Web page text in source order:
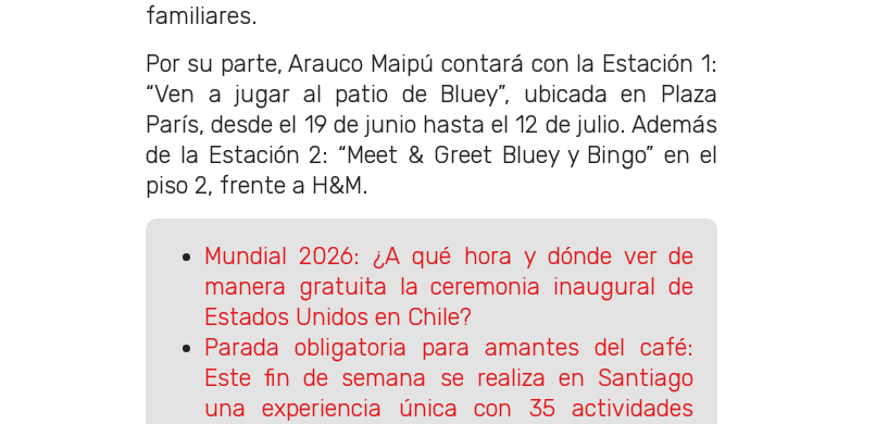
familiares.
Por su parte, Arauco Maipú contará con la Estación 1:
“Ven a jugar al patio de Bluey”, ubicada en Plaza
París, desde el 19 de junio hasta el 12 de julio. Además
de la Estación 2: “Meet & Greet Bluey y Bingo” en el
piso 2, frente a H&M.
Mundial 2026: ¿A qué hora y dónde ver de
manera gratuita la ceremonia inaugural de
Estados Unidos en Chile?
Parada obligatoria para amantes del café:
Este fin de semana se realiza en Santiago
una experiencia única con 35 actividades